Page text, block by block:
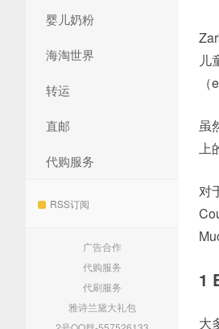
婴儿奶粉
海淘世界
转运
直邮
代购服务
RSS订阅
广告合作
代购服务
代刷服务
雅诗兰黛大礼包
儿
虽
上
对
1
大